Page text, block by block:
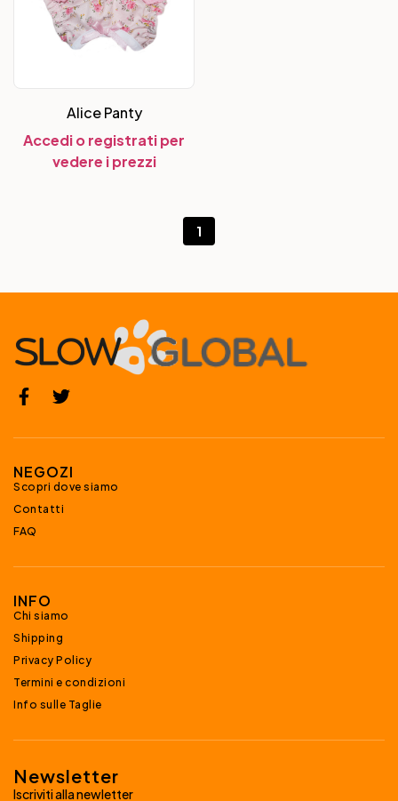
Alice Panty
Accedi o registrati per
vedere i prezzi
1
NEGOZI
Scopri dove siamo
Contatti
FAQ
INFO
Chi siamo
Shipping
Privacy Policy
Termini e condizioni
Info sulle Taglie
Newsletter
Iscriviti alla newletter